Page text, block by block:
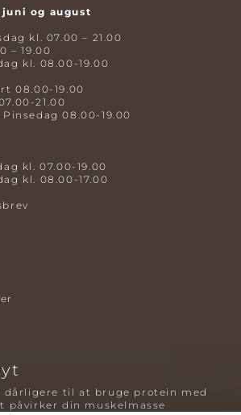
og august
kl. 07.00 – 21.00
– 19.00
kl. 08.00-19.00
08.00-19.00
21.00
08.00-19.00
kl. 07.00-19.00
kl. 08.00-17.00
dårligere til at bruge protein med
påvirker din muskelmasse